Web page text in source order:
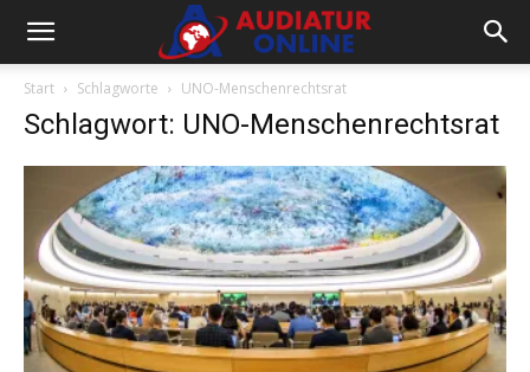
Start Schlagworte UNO-Menschenrechtsrat
Schlagwort: UNO-Menschenrechtsrat